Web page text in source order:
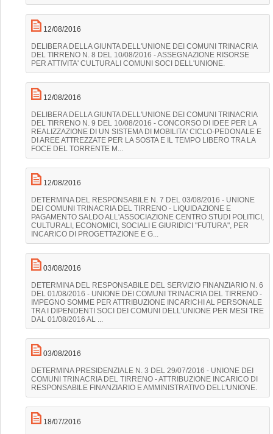
12/08/2016
DELIBERA DELLA GIUNTA DELL'UNIONE DEI COMUNI TRINACRIA
DEL TIRRENO N. 8 DEL 10/08/2016 - ASSEGNAZIONE RISORSE
PER ATTIVITA' CULTURALI COMUNI SOCI DELL'UNIONE.
12/08/2016
DELIBERA DELLA GIUNTA DELL'UNIONE DEI COMUNI TRINACRIA
DEL TIRRENO N. 9 DEL 10/08/2016 - CONCORSO DI IDEE PER LA
REALIZZAZIONE DI UN SISTEMA DI MOBILITA' CICLO-PEDONALE E
DI AREE ATTREZZATE PER LA SOSTA E IL TEMPO LIBERO TRA LA
FOCE DEL TORRENTE M...
12/08/2016
DETERMINA DEL RESPONSABILE N. 7 DEL 03/08/2016 - UNIONE
DEI COMUNI TRINACRIA DEL TIRRENO - LIQUIDAZIONE E
PAGAMENTO SALDO ALL'ASSOCIAZIONE CENTRO STUDI POLITICI,
CULTURALI, ECONOMICI, SOCIALI E GIURIDICI "FUTURA", PER
INCARICO DI PROGETTAZIONE E G...
03/08/2016
DETERMINA DEL RESPONSABILE DEL SERVIZIO FINANZIARIO N. 6
DEL 01/08/2016 - UNIONE DEI COMUNI TRINACRIA DEL TIRRENO -
IMPEGNO SOMME PER ATTRIBUZIONE INCARICHI AL PERSONALE
TRA I DIPENDENTI SOCI DEI COMUNI DELL'UNIONE PER MESI TRE
DAL 01/08/2016 AL ...
03/08/2016
DETERMINA PRESIDENZIALE N. 3 DEL 29/07/2016 - UNIONE DEI
COMUNI TRINACRIA DEL TIRRENO - ATTRIBUZIONE INCARICO DI
RESPONSABILE FINANZIARIO E AMMINISTRATIVO DELL'UNIONE.
18/07/2016